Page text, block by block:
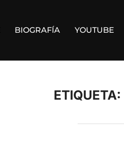
BIOGRAFÍA YOUTUBE
ETIQUETA: